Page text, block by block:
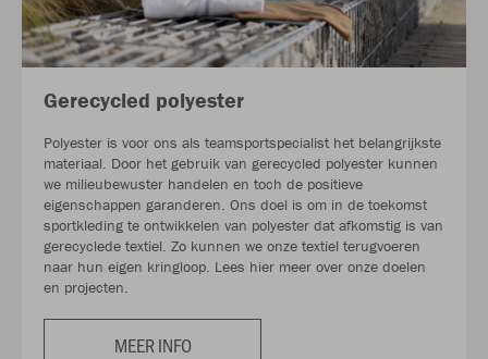
Gerecycled polyester
Polyester is voor ons als teamsportspecialist het belangrijkste
materiaal. Door het gebruik van gerecycled polyester kunnen
we milieubewuster handelen en toch de positieve
eigenschappen garanderen. Ons doel is om in de toekomst
sportkleding te ontwikkelen van polyester dat afkomstig is van
gerecyclede textiel. Zo kunnen we onze textiel terugvoeren
naar hun eigen kringloop. Lees hier meer over onze doelen
en projecten.
MEER INFO